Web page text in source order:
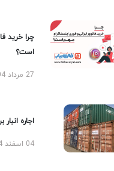
چرا خرید
است؟
27 مرداد 1404
اجاره انبار
04 اسفند 1404